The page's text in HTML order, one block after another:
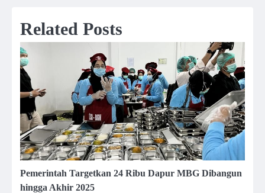
Related Posts
Pemerintah Targetkan 24 Ribu Dapur MBG Dibangun
hingga Akhir 2025